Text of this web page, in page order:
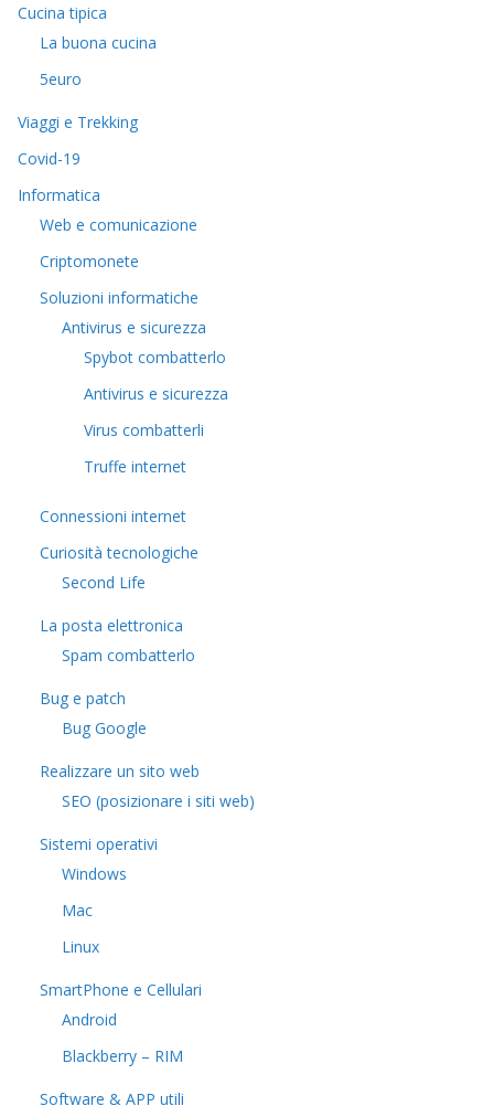
Cucina tipica
La buona cucina
5euro
Viaggi e Trekking
Covid-19
Informatica
Web e comunicazione
Criptomonete
Soluzioni informatiche
Antivirus e sicurezza
Spybot combatterlo
Antivirus e sicurezza
Virus combatterli
Truffe internet
Connessioni internet
Curiosità tecnologiche
​Second Life
La posta elettronica
Spam combatterlo
Bug e patch
Bug Google
Realizzare un sito web
SEO (posizionare i siti web)
Sistemi operativi
Windows
Mac
Linux
SmartPhone e Cellulari
Android
Blackberry – RIM
Software & APP utili